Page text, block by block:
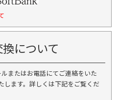
について
またはお電話にてご連絡をいた
します。詳しくは下記をご覧くだ